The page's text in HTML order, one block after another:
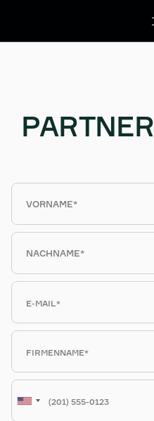
PARTNER